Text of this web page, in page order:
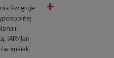
świętuje
i
IAR/Jan
w kusiak